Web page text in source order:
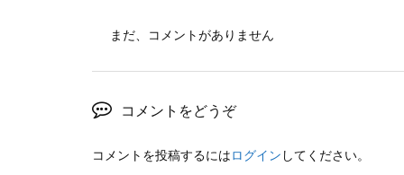
まだ、コメントがありません
コメントをどうぞ
コメントを投稿するにはログイン してください。